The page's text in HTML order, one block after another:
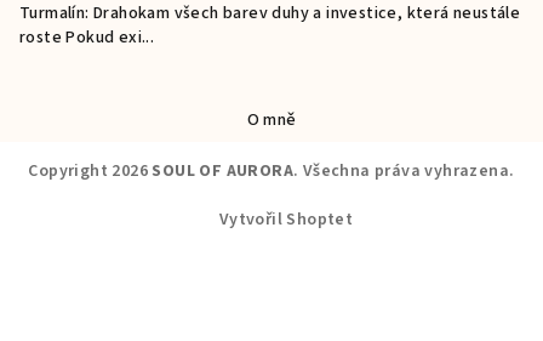
Turmalín: Drahokam všech barev duhy a investice, která neustále
roste Pokud exi...
O mně
Copyright 2026 SOUL OF AURORA. Všechna práva vyhrazena.
Vytvořil Shoptet